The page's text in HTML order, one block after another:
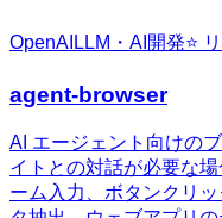
OpenAI LLM・AI開発⭐
agent-browser
AI エージェント向けの
イトとの対話が必要な
ーム入力、ボタンクリ